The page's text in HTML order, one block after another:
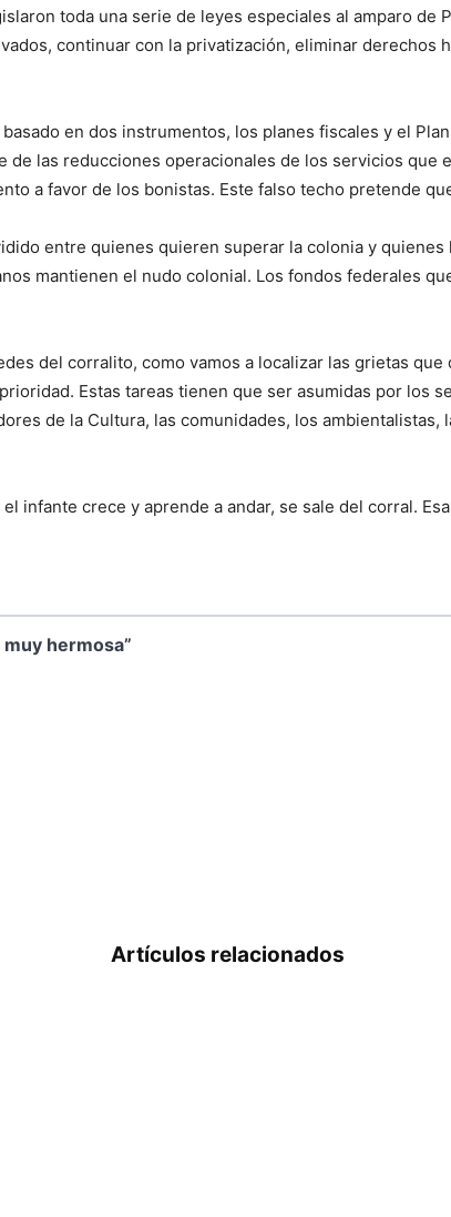
toda una serie de leyes especiales al amparo de
continuar con la privatización, eliminar
en dos instrumentos, los planes fiscales y el
las reducciones operacionales de los servicios
a favor de los bonistas. Este falso techo pretende
entre quienes quieren superar la colonia y
mantienen el nudo colonial. Los fondos federales
del corralito, como vamos a localizar las grietas
Estas tareas tienen que ser asumidas por los
de la Cultura, las comunidades, los
infante crece y aprende a andar, se sale del corral.
hermosa”
Artículos relacionados